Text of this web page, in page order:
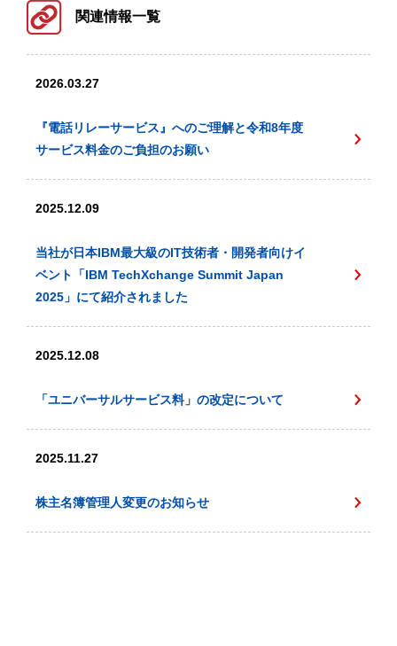
関連情報一覧
2026.03.27
『電話リレーサービス』へのご理解と令和8年度
サービス料金のご負担のお願い
2025.12.09
当社が日本IBM最大級のIT技術者・開発者向けイ
ベント「IBM TechXchange Summit Japan
2025」にて紹介されました
2025.12.08
「ユニバーサルサービス料」の改定について
2025.11.27
株主名簿管理人変更のお知らせ